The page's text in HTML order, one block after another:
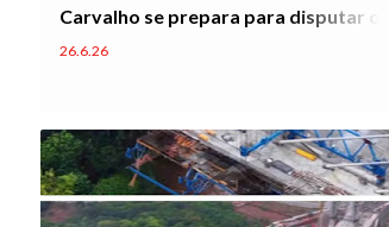
Carvalho se prepara para disputar o
Torneio de Wimbledon na Inglaterra
26.6.26